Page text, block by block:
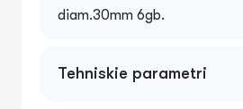
diam.30mm 6gb.
Tehniskie parametri